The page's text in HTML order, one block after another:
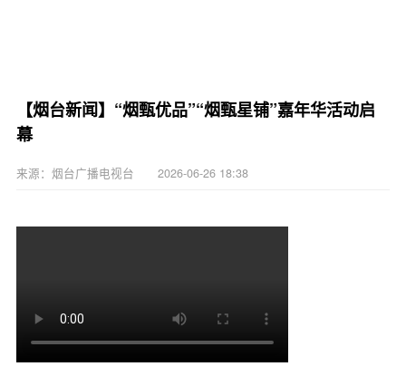
【烟台新闻】“烟甄优品”“烟甄星铺”嘉年华活动启
幕
来源：烟台广播电视台 2026-06-26 18:38